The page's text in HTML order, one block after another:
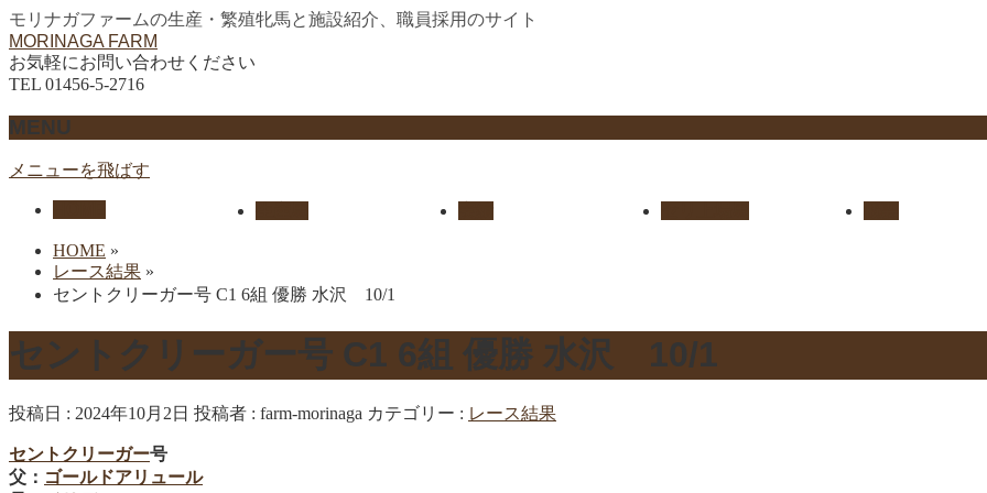
モリナガファームの生産・繁殖牝馬と施設紹介、職員採用のサイト
MORINAGA FARM
お気軽にお問い合わせください
TEL 01456-5-2716
MENU
メニューを飛ばす
HOME »
レース結果 »
セントクリーガー号 C1 6組 優勝 水沢 10/1
セントクリーガー号 C1 6組 優勝 水沢 10/1
投稿日 : 2024年10月2日 投稿者 : farm-morinaga カテゴリー : レース結果
セントクリーガー号
父： ゴールドアリュール